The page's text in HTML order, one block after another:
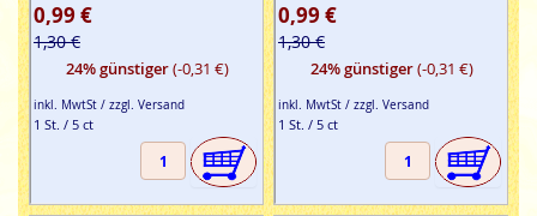
0,99 €
1,30 €
24% günstiger(-0,31 €)
inkl. MwtSt / zzgl. Versand
1 St. / 5 ct
0,99 €
1,30 €
24% günstiger(-0,31 €)
inkl. MwtSt / zzgl. Versand
1 St. / 5 ct